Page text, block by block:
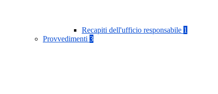
Recapiti dell'ufficio responsabile 1
Provvedimenti 3